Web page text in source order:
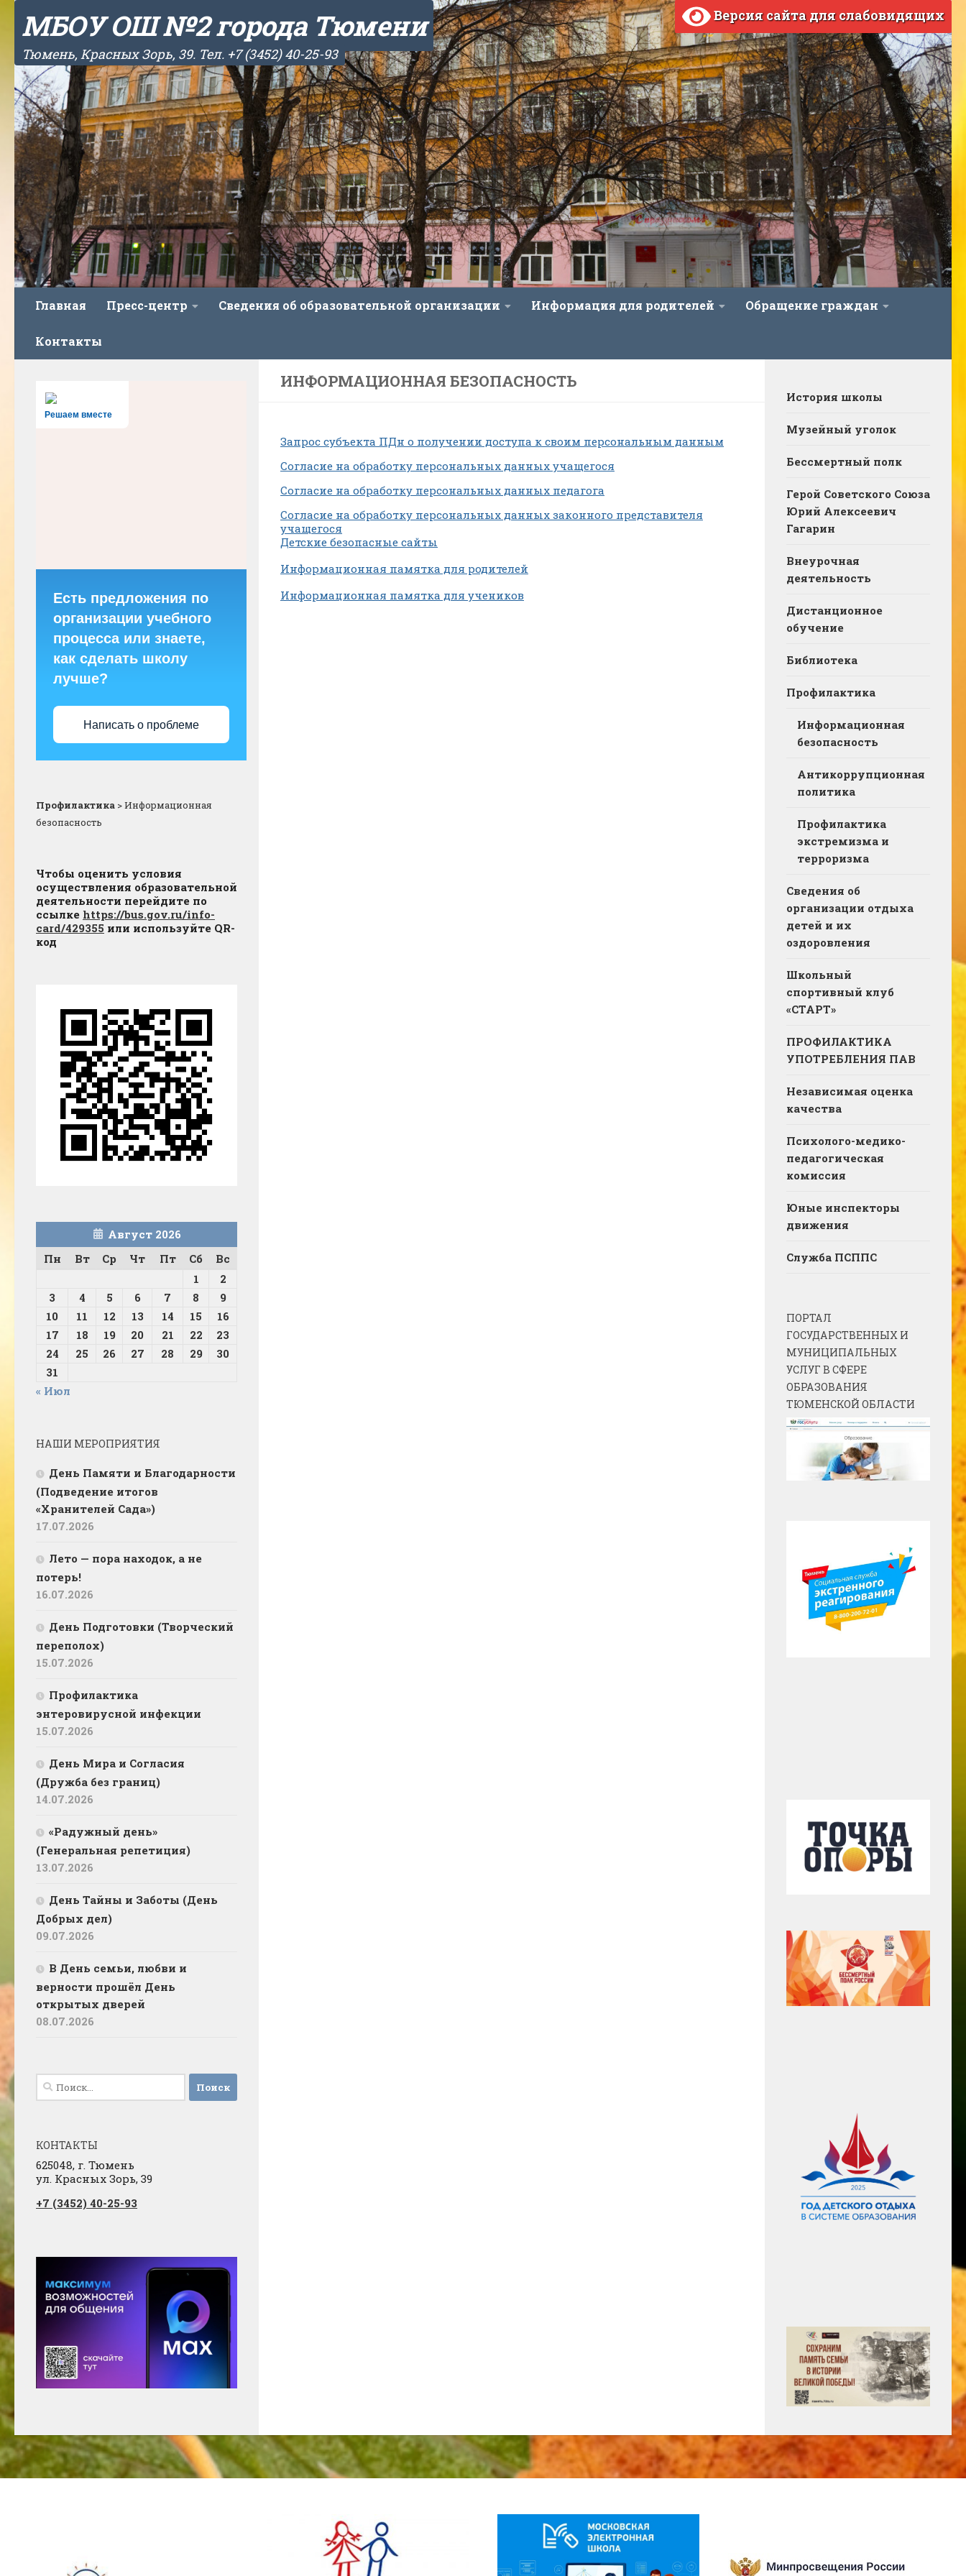
Skip to content
МБОУ ОШ №2 города Тюмени
Тюмень, Красных Зорь, 39. Тел. +7 (3452) 40-25-93
Версия сайта для слабовидящих
Главная Пресс-центр Сведения об образовательной организации Информация для родителей Обращение граждан
Контакты
ИНФОРМАЦИОННАЯ БЕЗОПАСНОСТЬ
Запрос субъекта ПДн о получении доступа к своим персональным данным
Согласие на обработку персональных данных учащегося
Согласие на обработку персональных данных педагога
Согласие на обработку персональных данных законного представителя
учащегося
Детские безопасные сайты
Информационная памятка для родителей
Информационная памятка для учеников
Решаем вместе
Есть предложения по
организации учебного
процесса или знаете,
как сделать школу
лучше?
Написать о проблеме
Профилактика >Информационная
безопасность
Чтобы оценить условия
осуществления образовательной
деятельности перейдите по
ссылке https://bus.gov.ru/info-
card/429355 или используйте QR-
код
Август 2026
Пн
Вт Ср Чт Пт Сб
Вс
1
2
3
4 5 6 7 8
9
10
11 12 13 14 15
16
17
18 19 20 21 22
23
24
25 26 27 28 29
30
31
« Июл
НАШИ МЕРОПРИЯТИЯ
День Памяти и Благодарности
(Подведение итогов
«Хранителей Сада»)
17.07.2026
Лето — пора находок, а не
потерь!
16.07.2026
День Подготовки (Творческий
переполох)
15.07.2026
Профилактика
энтеровирусной инфекции
15.07.2026
День Мира и Согласия
(Дружба без границ)
14.07.2026
«Радужный день»
(Генеральная репетиция)
13.07.2026
День Тайны и Заботы (День
Добрых дел)
09.07.2026
В День семьи, любви и
верности прошёл День
открытых дверей
08.07.2026
Найти:
КОНТАКТЫ
625048, г. Тюмень
ул. Красных Зорь, 39
+7 (3452) 40-25-93
История школы
Музейный уголок
Бессмертный полк
Герой Советского Союза
Юрий Алексеевич
Гагарин
Внеурочная
деятельность
Дистанционное
обучение
Библиотека
Профилактика
Информационная
безопасность
Антикоррупционная
политика
Профилактика
экстремизма и
терроризма
Сведения об
организации отдыха
детей и их
оздоровления
Школьный
спортивный клуб
«СТАРТ»
ПРОФИЛАКТИКА
УПОТРЕБЛЕНИЯ ПАВ
Независимая оценка
качества
Психолого-медико-
педагогическая
комиссия
Юные инспекторы
движения
Служба ПСППС
ПОРТАЛ
ГОСУДАРСТВЕННЫХ И
МУНИЦИПАЛЬНЫХ
УСЛУГ В СФЕРЕ
ОБРАЗОВАНИЯ
ТЮМЕНСКОЙ ОБЛАСТИ